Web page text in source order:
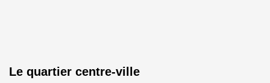
Le quartier centre-ville